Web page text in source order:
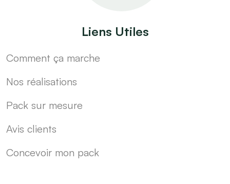
Liens Utiles
Comment ça marche
Nos réalisations
Pack sur mesure
Avis clients
Concevoir mon pack